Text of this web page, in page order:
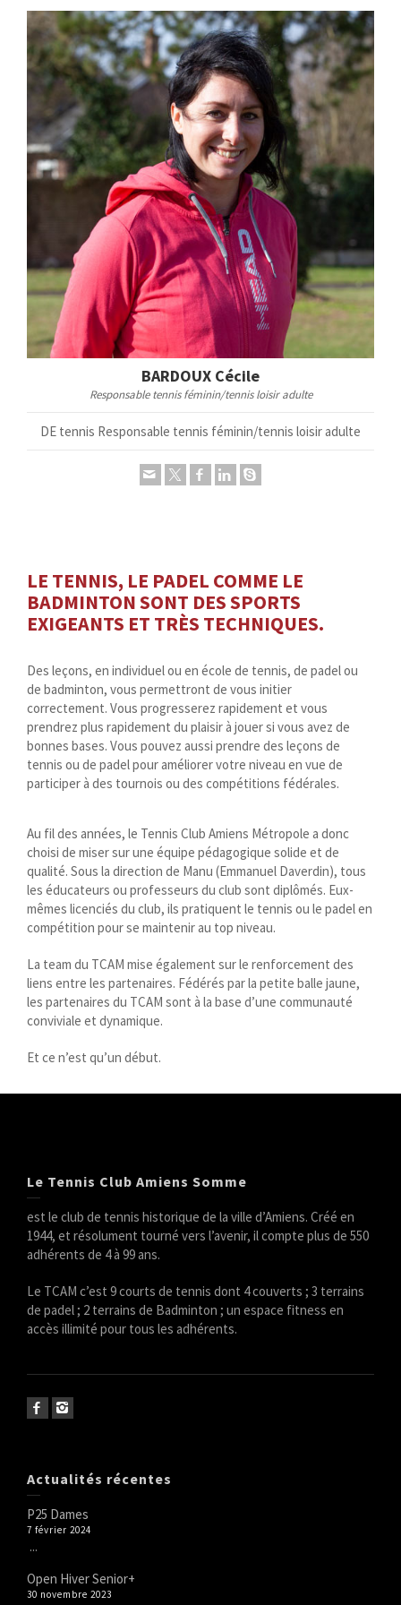
BARDOUX Cécile
Responsable tennis féminin/tennis loisir adulte
DE tennis Responsable tennis féminin/tennis loisir adulte
LE TENNIS, LE PADEL COMME LE
BADMINTON SONT DES SPORTS
EXIGEANTS ET TRÈS TECHNIQUES.
Des leçons, en individuel ou en école de tennis, de padel ou
de badminton, vous permettront de vous initier
correctement. Vous progresserez rapidement et vous
prendrez plus rapidement du plaisir à jouer si vous avez de
bonnes bases. Vous pouvez aussi prendre des leçons de
tennis ou de padel pour améliorer votre niveau en vue de
participer à des tournois ou des compétitions fédérales.
Au fil des années, le Tennis Club Amiens Métropole a donc
choisi de miser sur une équipe pédagogique solide et de
qualité. Sous la direction de Manu (Emmanuel Daverdin), tous
les éducateurs ou professeurs du club sont diplômés. Eux-
mêmes licenciés du club, ils pratiquent le tennis ou le padel en
compétition pour se maintenir au top niveau.
La team du TCAM mise également sur le renforcement des
liens entre les partenaires. Fédérés par la petite balle jaune,
les partenaires du TCAM sont à la base d’une communauté
conviviale et dynamique.
Et ce n’est qu’un début.
Le Tennis Club Amiens Somme
est le club de tennis historique de la ville d’Amiens. Créé en
1944, et résolument tourné vers l’avenir, il compte plus de 550
adhérents de 4 à 99 ans.
Le TCAM c’est 9 courts de tennis dont 4 couverts ; 3 terrains
de padel ; 2 terrains de Badminton ; un espace fitness en
accès illimité pour tous les adhérents.
Actualités récentes
P25 Dames
7 février 2024
...
Open Hiver Senior+
30 novembre 2023